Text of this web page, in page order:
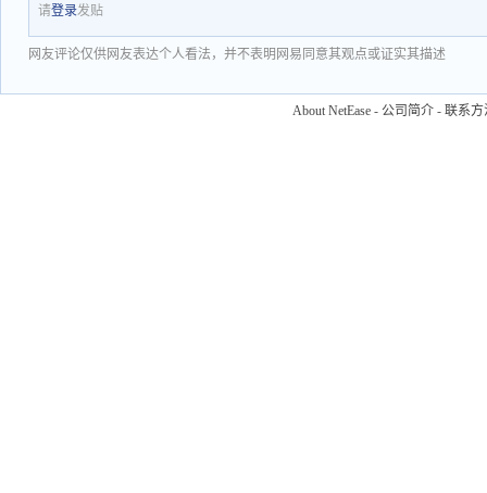
请登录发贴
网友评论仅供网友表达个人看法，并不表明网易同意其观点或证实其描述
About NetEase - 公司简介 - 联系方